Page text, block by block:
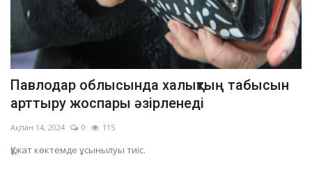
Павлодар облысында халықтың табысын
арттыру жоспары әзірленеді
Ақпан 14, 2024 0 115
Құжат көктемде ұсынылуы тиіс.